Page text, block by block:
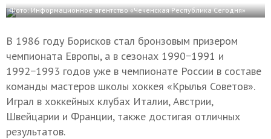
Фото: Информационное агентство «Чеченская Республика Сегодня»
В 1986 году Борисков стал бронзовым призером
чемпионата Европы, а в сезонах 1990−1991 и
1992−1993 годов уже в чемпионате России в составе
команды мастеров школы хоккея «Крылья Советов».
Играл в хоккейных клубах Италии, Австрии,
Швейцарии и Франции, также достигая отличных
результатов.